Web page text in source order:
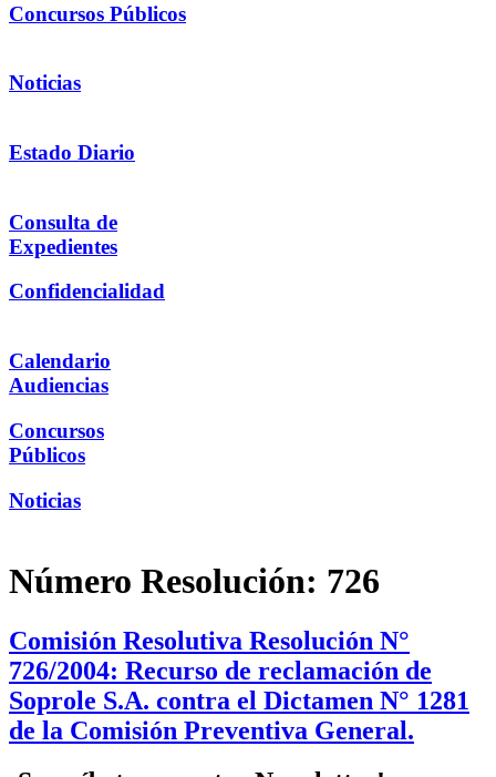
Concursos Públicos
Noticias
Estado Diario
Consulta de
Expedientes
Confidencialidad
Calendario
Audiencias
Concursos
Públicos
Noticias
Número Resolución: 726
Comisión Resolutiva Resolución N°
726/2004: Recurso de reclamación de
Soprole S.A. contra el Dictamen N° 1281
de la Comisión Preventiva General.